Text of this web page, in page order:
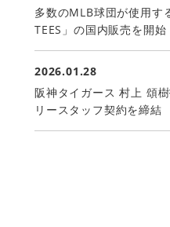
多数のMLB球団が使用す
TEES」の国内販売を開始
2026.01.28
阪神タイガース 村上 頌
リースタッフ契約を締結